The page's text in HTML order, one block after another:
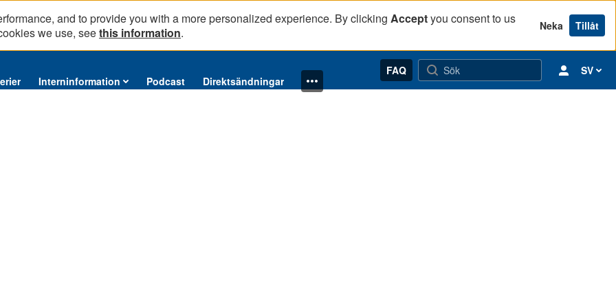
and to provide you with a more personalized experience. By clicking Acceptyou consent to us
we use, seethis information. Neka Tillåt
Interninformation Podcast Direktsändningar
FAQ SV